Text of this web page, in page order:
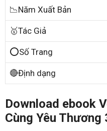
📉Năm Xuất Bản
🥇Tác Giả
⭕Số Trang
🔴Định dạng
Download ebook
Cùng Yêu Thương